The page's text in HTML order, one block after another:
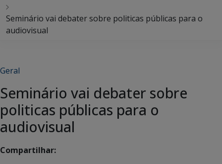
Seminário vai debater sobre politicas públicas para o
audiovisual
Geral
Seminário vai debater sobre
politicas públicas para o
audiovisual
Compartilhar: